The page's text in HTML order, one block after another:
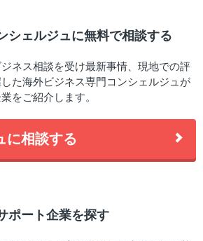
シェルジュに無料で相談する
ネス相談を受け最新事情、現地での評
た海外ビジネス専門コンシェルジュが
をご紹介します。
に相談する
ポート企業を探す